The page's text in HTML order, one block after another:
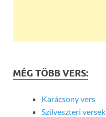
MÉG TÖBB VERS:
Karácsony vers
Szilveszteri versek